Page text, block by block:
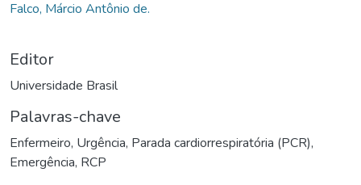
Falco, Márcio Antônio de.
Editor
Universidade Brasil
Palavras-chave
Enfermeiro, Urgência, Parada cardiorrespiratória (PCR),
Emergência, RCP